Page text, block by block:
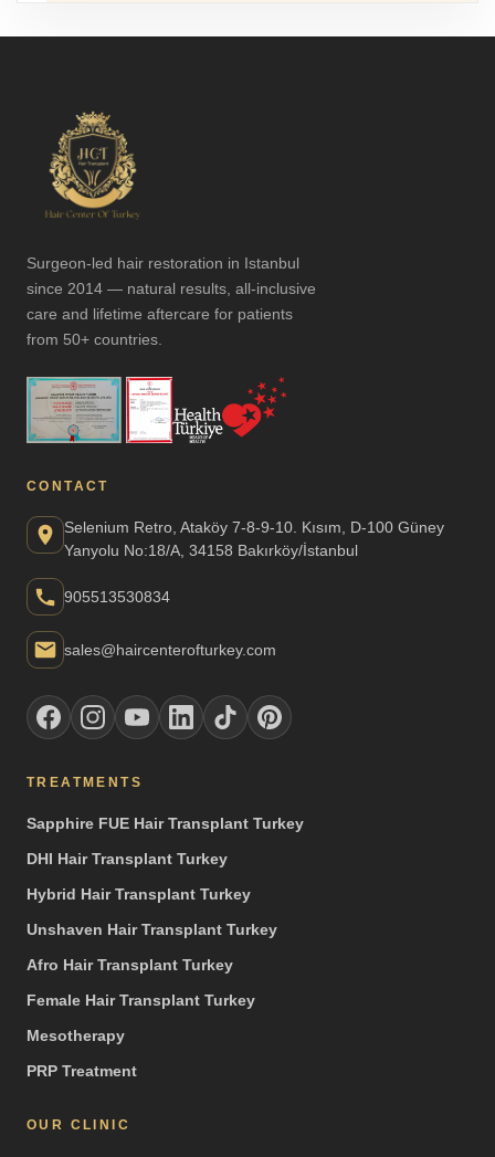
Surgeon-led hair restoration in Istanbul
since 2014 — natural results, all-inclusive
care and lifetime aftercare for patients
from 50+ countries.
CONTACT
Selenium Retro, Ataköy 7-8-9-10. Kısım, D-100 Güney
Yanyolu No:18/A, 34158 Bakırköy/İstanbul
905513530834
sales@haircenterofturkey.com
TREATMENTS
Sapphire FUE Hair Transplant Turkey
DHI Hair Transplant Turkey
Hybrid Hair Transplant Turkey
Unshaven Hair Transplant Turkey
Afro Hair Transplant Turkey
Female Hair Transplant Turkey
Mesotherapy
PRP Treatment
OUR CLINIC